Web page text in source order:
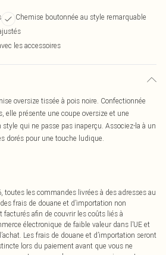
Chemise boutonnée au style remarquable
les accessoires
oversize tissée à pois noire. Confectionnée
elle présente une coupe oversize et une
qui ne passe pas inaperçu. Associez-la à un
dorés pour une touche ludique.
les commandes livrées à des adresses au
frais de douane et d’importation non
facturés afin de couvrir les coûts liés à
électronique de faible valeur dans l’UE et
Les frais de douane et d’importation seront
lors du paiement avant que vous ne